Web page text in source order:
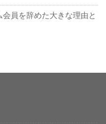
員を辞めた大きな理由と